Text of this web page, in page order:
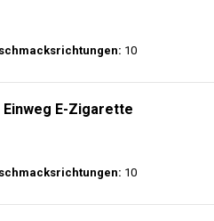
10
E-Zigarette
10